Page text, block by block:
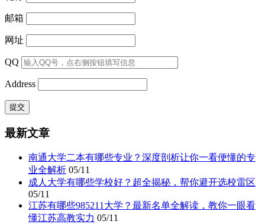
邮箱
网址
QQ
Address
最新文章
南通大学二本有哪些专业？深度剖析让你一看便懂的专
业全解析 05/11
成人大学有哪些学校好？超全揭秘，帮你避开选校雷区
05/11
江苏有哪些985211大学？最新名单全解读，教你一眼看
懂江苏高教实力 05/11